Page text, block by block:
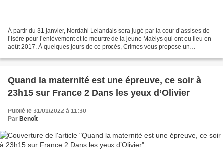
À partir du 31 janvier, Nordahl Lelandais sera jugé par la cour d’assises de
l’Isère pour l’enlèvement et le meurtre de la jeune Maëlys qui ont eu lieu en
août 2017. À quelques jours de ce procès, Crimes vous propose un
Quand la maternité est une épreuve, ce soir à
23h15 sur France 2 Dans les yeux d’Olivier
Publié le 31/01/2022 à 11:30
Par Benoît